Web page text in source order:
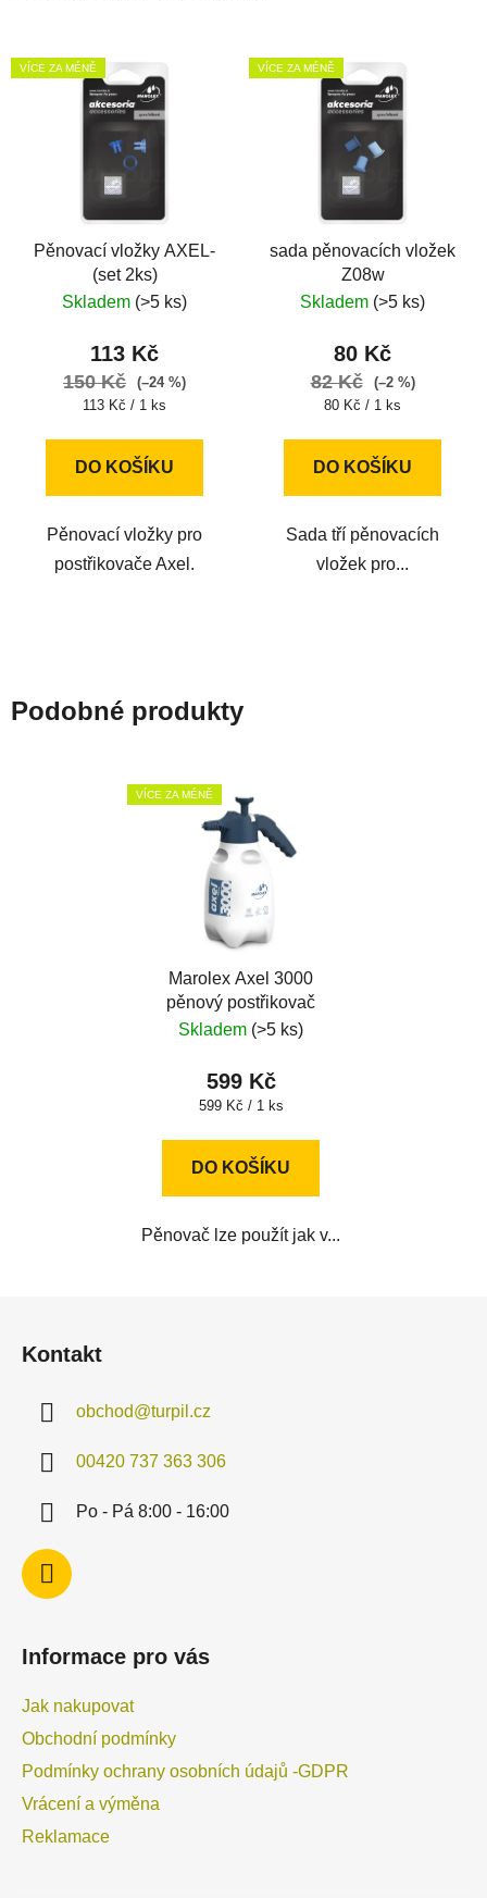
VÍCE ZA MÉNĚ
Pěnovací vložky AXEL-
(set 2ks)
Skladem (>5 ks)
113 Kč
150 Kč
(–24 %)
Měrná
113 Kč / 1 ks
DO KOŠÍKU
Pěnovací vložky pro
postřikovače Axel.
VÍCE ZA MÉNĚ
sada pěnovacích vložek
Z08w
Skladem (>5 ks)
80 Kč
82 Kč
(–2 %)
Měrná
80 Kč / 1 ks
DO KOŠÍKU
Sada tří pěnovacích
vložek pro...
Podobné produkty
VÍCE ZA MÉNĚ
Marolex Axel 3000
pěnový postřikovač
Skladem (>5 ks)
599 Kč
Měrná
599 Kč / 1 ks
DO KOŠÍKU
Pěnovač lze použít jak v...
Kontakt
obchod@turpil.cz
00420 737 363 306
Po - Pá 8:00 - 16:00
Informace pro vás
Jak nakupovat
Obchodní podmínky
Podmínky ochrany osobních údajů -GDPR
Vrácení a výměna
Reklamace